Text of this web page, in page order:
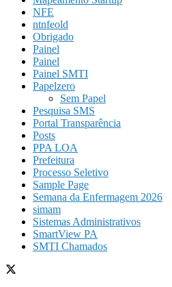
NFE
ntnfeold
Obrigado
Painel
Painel
Painel SMTI
Papelzero
Sem Papel
Pesquisa SMS
Portal Transparência
Posts
PPA LOA
Prefeitura
Processo Seletivo
Sample Page
Semana da Enfermagem 2026
simam
Sistemas Administrativos
SmartView PA
SMTI Chamados